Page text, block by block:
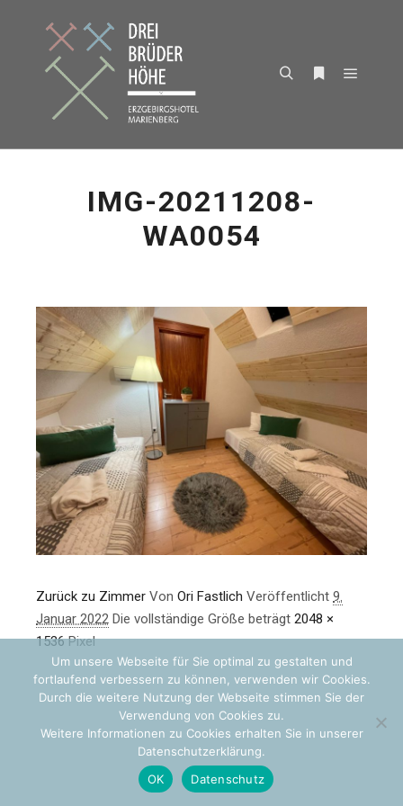
IMG-20211208-
WA0054
Zurück zu Zimmer Von Ori Fastlich Veröffentlicht 9.
Januar 2022 Die vollständige Größe beträgt 2048 ×
1536Pixel
Um unsere Webseite für Sie optimal zu gestalten und
fortlaufend verbessern zu können, verwenden wir Cookies.
Durch die weitere Nutzung der Webseite stimmen Sie der
Verwendung von Cookies zu.
Weitere Informationen zu Cookies erhalten Sie in unserer
Datenschutzerklärung.
OK
Datenschutz